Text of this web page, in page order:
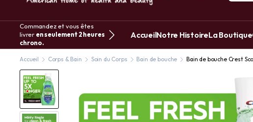
Commandez et vous êtes
livrer en seulement 2 heures
chrono.
AccueilNotre HistoireLa Boutique
Accueil Corps & Bain Soin du Corps Bain de bouche Bain de bouche Crest